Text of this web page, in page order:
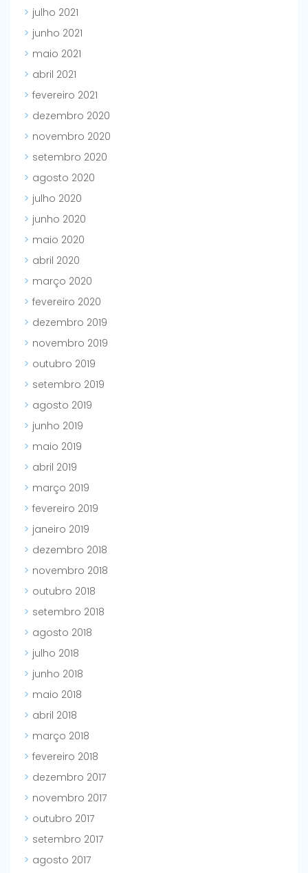
julho 2021
junho 2021
maio 2021
abril 2021
fevereiro 2021
dezembro 2020
novembro 2020
setembro 2020
agosto 2020
julho 2020
junho 2020
maio 2020
abril 2020
março 2020
fevereiro 2020
dezembro 2019
novembro 2019
outubro 2019
setembro 2019
agosto 2019
junho 2019
maio 2019
abril 2019
março 2019
fevereiro 2019
janeiro 2019
dezembro 2018
novembro 2018
outubro 2018
setembro 2018
agosto 2018
julho 2018
junho 2018
maio 2018
abril 2018
março 2018
fevereiro 2018
dezembro 2017
novembro 2017
outubro 2017
setembro 2017
agosto 2017